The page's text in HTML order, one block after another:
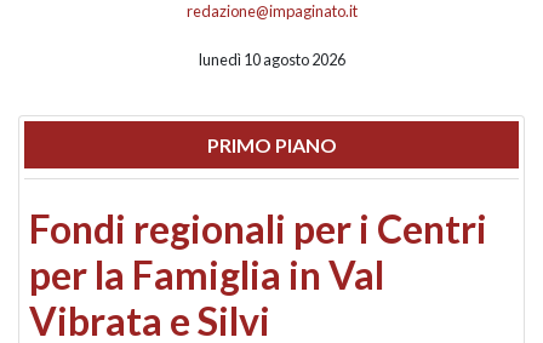
redazione@impaginato.it
lunedì 10 agosto 2026
PRIMO PIANO
Fondi regionali per i Centri
per la Famiglia in Val
Vibrata e Silvi